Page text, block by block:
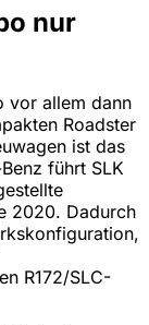
nur
vor allem dann
Roadster
ist das
führt SLK
2020. Dadurch
R172/SLC-